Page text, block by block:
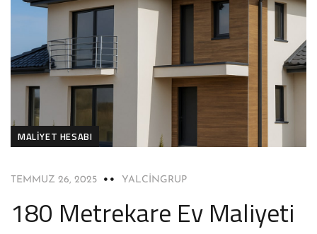
MALIYET HESABI
TEMMUZ 26, 2025 YALCINGRUP
180 Metrekare Ev Maliyeti